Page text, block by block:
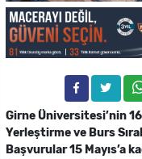
Girne Üniversitesi’nin
Yerleştirme ve Burs
Başvurular 15 Mayıs’a